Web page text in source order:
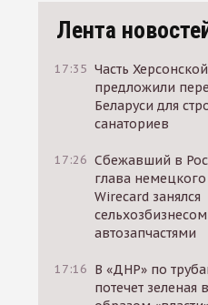
Лента
17:35 Часть
предложили
Беларуси для
санаториев
17:26 Сбежавший в
глава
Wirecard занялся
автозапчастями
17:16 В «ДНР» по
потечет зеленая